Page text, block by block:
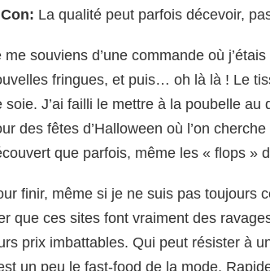
Con: La qualité peut parfois décevoir,
me souviens d’une commande où
fringues, et puis… oh là là ! Le
soie. J’ai failli le mettre à la poubelle au
des fêtes d’Halloween où l’on
que parfois, même les « flops »
finir, même si je ne suis pas toujours
que ces sites font vraiment des
prix imbattables. Qui peut résister à
un peu le fast-food de la mode.